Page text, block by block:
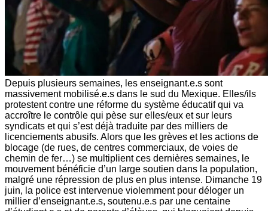
Depuis plusieurs semaines, les enseignant.e.s sont
massivement mobilisé.e.s dans le sud du Mexique. Elles/ils
protestent contre une réforme du système éducatif qui va
accroître le contrôle qui pèse sur elles/eux et sur leurs
syndicats et qui s’est déjà traduite par des milliers de
licenciements abusifs. Alors que les grèves et les actions de
blocage (de rues, de centres commerciaux, de voies de
chemin de fer…) se multiplient ces dernières semaines, le
mouvement bénéficie d’un large soutien dans la population,
malgré une répression de plus en plus intense. Dimanche 19
juin, la police est intervenue violemment pour déloger un
millier d’enseignant.e.s, soutenu.e.s par une centaine